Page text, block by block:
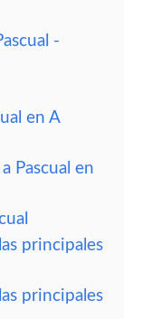
-
en A
Pascual en
principales
principales